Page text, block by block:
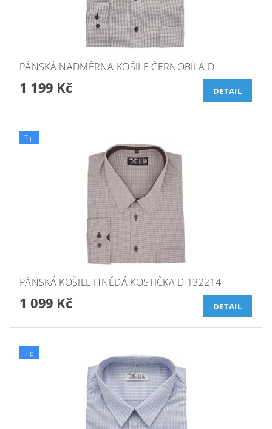
PÁNSKÁ NADMĚRNÁ KOŠILE ČERNOBÍLÁ D
1 199 Kč DETAIL
Tip
PÁNSKÁ KOŠILE HNĚDÁ KOSTIČKA D 132214
1 099 Kč DETAIL
Tip